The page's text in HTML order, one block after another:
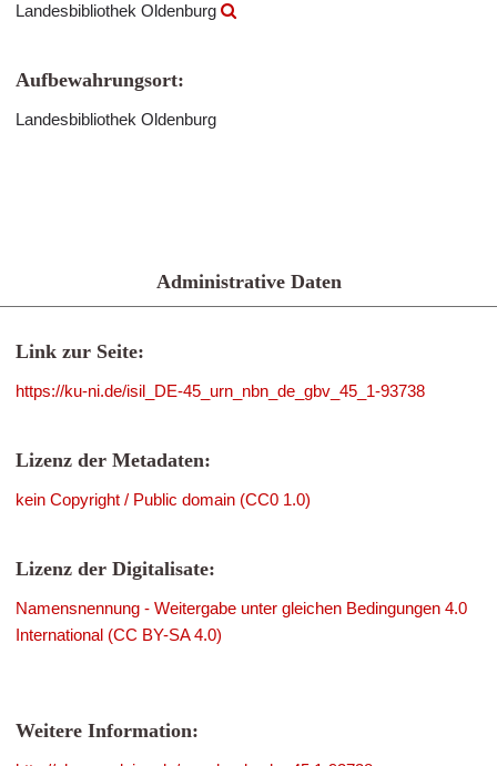
Landesbibliothek Oldenburg
Aufbewahrungsort:
Landesbibliothek Oldenburg
Administrative Daten
Link zur Seite:
https://ku-ni.de/isil_DE-45_urn_nbn_de_gbv_45_1-93738
Lizenz der Metadaten:
kein Copyright / Public domain (CC0 1.0)
Lizenz der Digitalisate:
Namensnennung - Weitergabe unter gleichen Bedingungen 4.0
International (CC BY-SA 4.0)
Weitere Information: